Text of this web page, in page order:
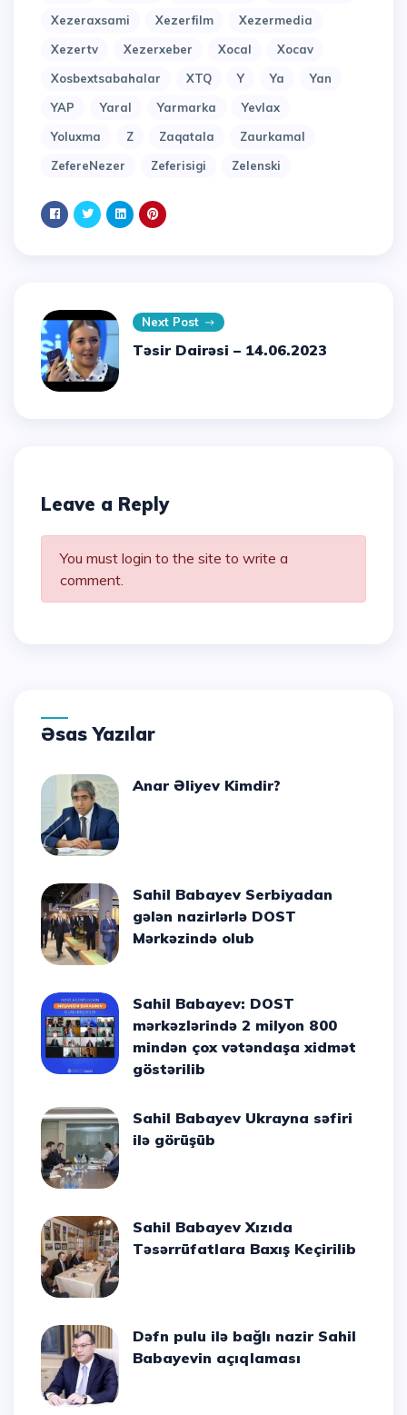
Xezeraxsami
Xezerfilm
Xezermedia
Xezertv
Xezerxeber Xocal
Xocav
Xosbextsabahalar
XTQ Y Ya
Yan
YAP
Yaral Yarmarka
Yevlax
Yoluxma
Z Zaqatala
Zaurkamal
ZefereNezer
Zeferisigi Zelenski
Next Post
Təsir Dairəsi – 14.06.2023
Leave a Reply
You must login to the site to write a
comment.
Əsas Yazılar
Anar Əliyev Kimdir?
Sahil Babayev Serbiyadan
gələn nazirlərlə DOST
Mərkəzində olub
Sahil Babayev: DOST
mərkəzlərində 2 milyon 800
mindən çox vətəndaşa xidmət
göstərilib
Sahil Babayev Ukrayna səfiri
ilə görüşüb
Sahil Babayev Xızıda
Təsərrüfatlara Baxış Keçirilib
Dəfn pulu ilə bağlı nazir Sahil
Babayevin açıqlaması